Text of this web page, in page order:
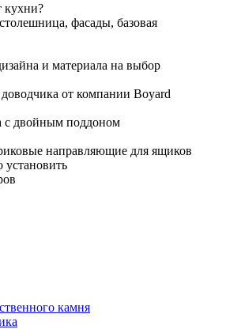
кухни?
фасады, базовая
и материала на выбор
от компании Boyard
с двойным поддоном
направляющие для ящиков
камня